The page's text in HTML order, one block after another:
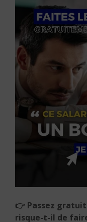
👉 Passez
risque-t-il de